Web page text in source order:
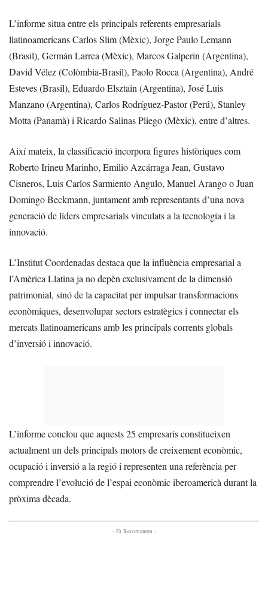
L’informe situa entre els principals referents empresarials
llatinoamericans Carlos Slim (Mèxic), Jorge Paulo Lemann
(Brasil), Germán Larrea (Mèxic), Marcos Galperin (Argentina),
David Vélez (Colòmbia-Brasil), Paolo Rocca (Argentina), André
Esteves (Brasil), Eduardo Elsztain (Argentina), José Luis
Manzano (Argentina), Carlos Rodríguez-Pastor (Perú), Stanley
Motta (Panamà) i Ricardo Salinas Pliego (Mèxic), entre d’altres.
Així mateix, la classificació incorpora figures històriques com
Roberto Irineu Marinho, Emilio Azcárraga Jean, Gustavo
Cisneros, Luis Carlos Sarmiento Angulo, Manuel Arango o Juan
Domingo Beckmann, juntament amb representants d’una nova
generació de líders empresarials vinculats a la tecnologia i la
innovació.
L’Institut Coordenadas destaca que la influència empresarial a
l’Amèrica Llatina ja no depèn exclusivament de la dimensió
patrimonial, sinó de la capacitat per impulsar transformacions
econòmiques, desenvolupar sectors estratègics i connectar els
mercats llatinoamericans amb les principals corrents globals
d’inversió i innovació.
L’informe conclou que aquests 25 empresaris constitueixen
actualment un dels principals motors de creixement econòmic,
ocupació i inversió a la regió i representen una referència per
comprendre l’evolució de l’espai econòmic iberoamericà durant la
pròxima dècada.
- Et Recomanem -